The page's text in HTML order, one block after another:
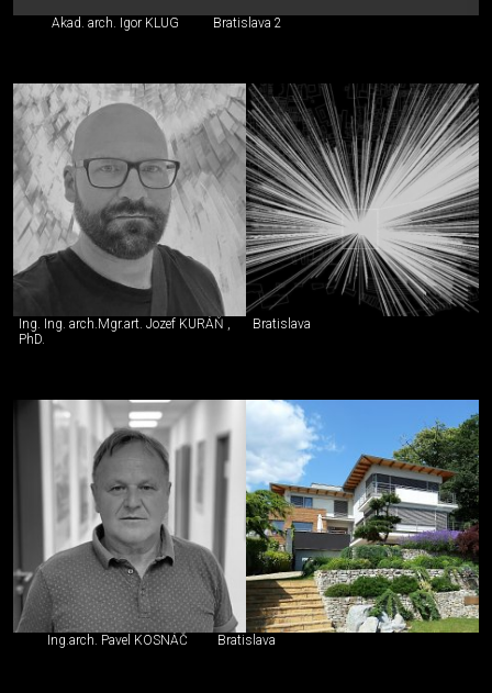
Akad. arch. Igor KLUG Bratislava 2
Ing. Ing. arch.Mgr.art. Jozef KURÁŇ ,
PhD.
Bratislava
Ing.arch. Pavel KOSNÁČ Bratislava